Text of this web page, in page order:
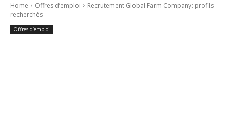
Home Offres d’emploi
Recrutement Global Farm Company: profils
recherchés
Offres d’emploi